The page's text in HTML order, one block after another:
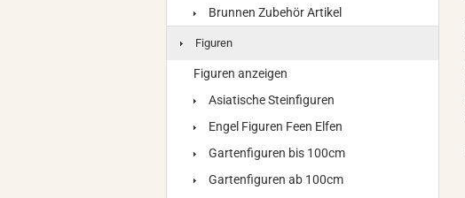
Brunnen Zubehör Artikel
Figuren
Figuren anzeigen
Asiatische Steinfiguren
Engel Figuren Feen Elfen
Gartenfiguren bis 100cm
Gartenfiguren ab 100cm